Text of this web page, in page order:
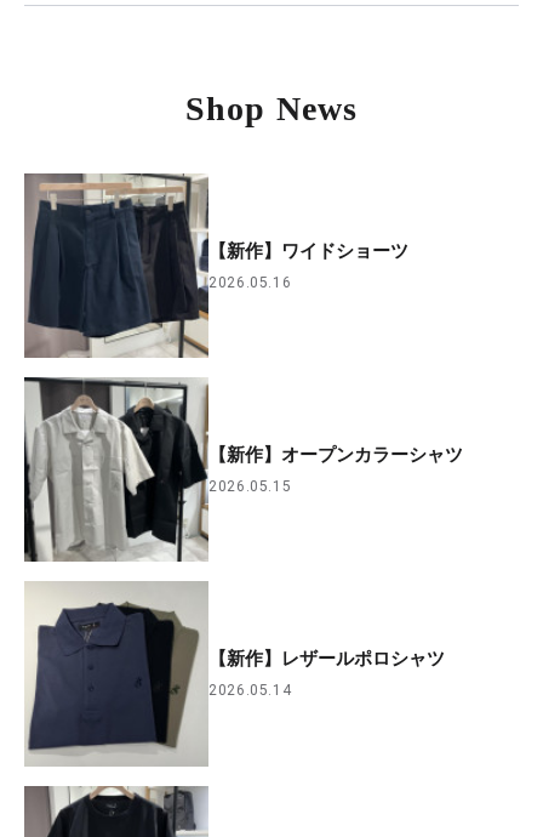
Shop News
【新作】ワイドショーツ
2026.05.16
【新作】オープンカラーシャツ
2026.05.15
【新作】レザールポロシャツ
2026.05.14